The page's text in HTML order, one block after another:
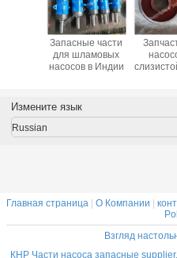
Запасные части
для шламовых
насосов в Индии
Измените язык
Russian
Главная страница | О Компании |
Взгляд
КНР Части насоса запасные supplier.